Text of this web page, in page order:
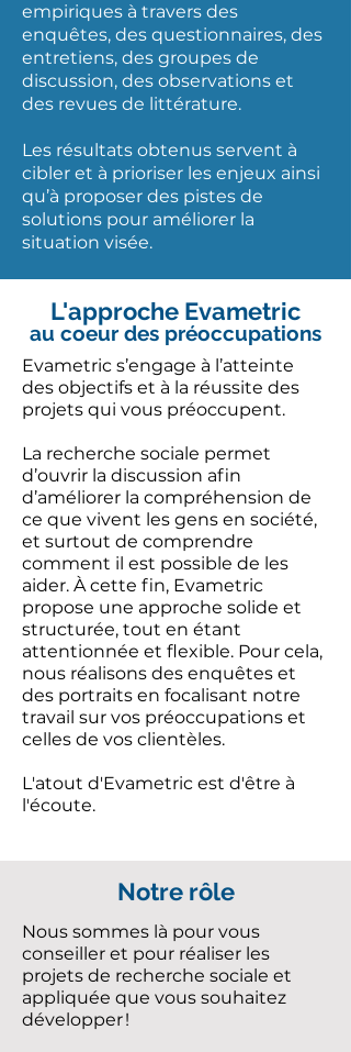
empiriques à travers des
enquêtes, des questionnaires, des
entretiens, des groupes de
discussion, des observations et
des revues de littérature.
Les résultats obtenus servent à
cibler et à prioriser les enjeux ainsi
qu’à proposer des pistes de
solutions pour améliorer la
situation visée.
L'approche Evametric
au coeur des préoccupations
Evametric s’engage à l’atteinte
des objectifs et à la réussite des
projets qui vous préoccupent.
La recherche sociale permet
d’ouvrir la discussion afin
d’améliorer la compréhension de
ce que vivent les gens en société,
et surtout de comprendre
comment il est possible de les
aider. À cette fin, Evametric
propose une approche solide et
structurée, tout en étant
attentionnée et flexible. Pour cela,
nous réalisons des enquêtes et
des portraits en focalisant notre
travail sur vos préoccupations et
celles de vos clientèles.
L'atout d'Evametric est d'être à
l'écoute.
Notre rôle
Nous sommes là pour vous
conseiller et pour réaliser les
projets de recherche sociale et
appliquée que vous souhaitez
développer !